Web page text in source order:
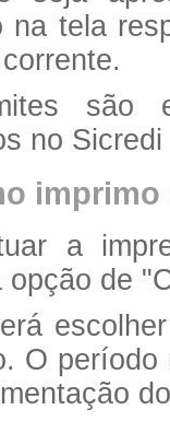
na tela
são
no Sicredi
a
opção de
O período